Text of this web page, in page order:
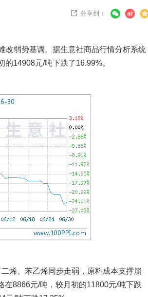
 分享到：
改弱势基调。据生意社商品行情分析系统
14908元/吨下跌了16.99%。
、苯乙烯同步走弱，原料成本支撑崩
8866元/吨，较月初的11800元/吨下跌